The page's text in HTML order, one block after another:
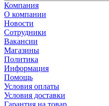
Компания
О компании
Новости
Сотрудники
Вакансии
Магазины
Политика
Информация
Помощь
Условия оплаты
Условия доставки
Гарантия на товар